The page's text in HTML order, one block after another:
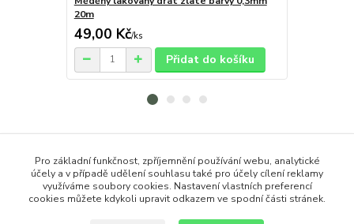
20m
49,00 Kč/ks
Přidat do košíku
Zboží zařazeno v kategoriích
Návlekový materiál
Pro základní funkčnost, zpříjemnění používání webu, analytické
účely a v případě udělení souhlasu také pro účely cílení reklamy
využíváme soubory cookies. Nastavení vlastních preferencí
cookies můžete kdykoli upravit odkazem ve spodní části stránek.